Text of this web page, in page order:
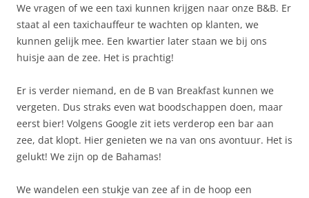
We vragen of we een taxi kunnen krijgen naar onze B&B. Er
staat al een taxichauffeur te wachten op klanten, we
kunnen gelijk mee. Een kwartier later staan we bij ons
huisje aan de zee. Het is prachtig!
Er is verder niemand, en de B van Breakfast kunnen we
vergeten. Dus straks even wat boodschappen doen, maar
eerst bier! Volgens Google zit iets verderop een bar aan
zee, dat klopt. Hier genieten we na van ons avontuur. Het is
gelukt! We zijn op de Bahamas!
We wandelen een stukje van zee af in de hoop een